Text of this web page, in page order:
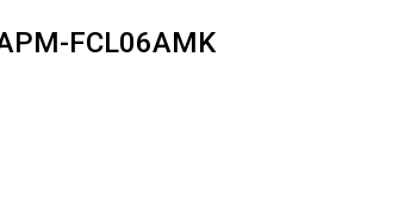
FСL06AMK